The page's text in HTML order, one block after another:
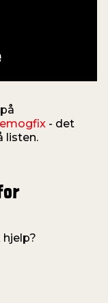
- det
listen.
hjelp?